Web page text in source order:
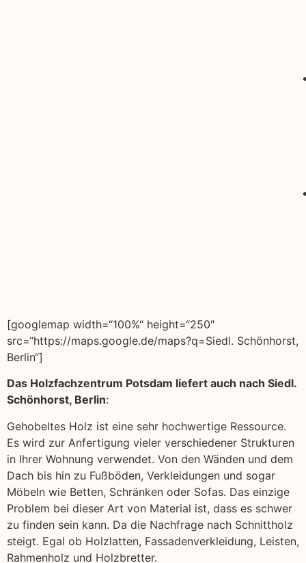
[googlemap width=“100%“ height=“250″
src=“https://maps.google.de/maps?q=Siedl. Schönhorst,
Berlin“]
Das Holzfachzentrum Potsdam liefert auch nach Siedl.
Schönhorst, Berlin:
Gehobeltes Holz ist eine sehr hochwertige Ressource.
Es wird zur Anfertigung vieler verschiedener Strukturen
in Ihrer Wohnung verwendet. Von den Wänden und dem
Dach bis hin zu Fußböden, Verkleidungen und sogar
Möbeln wie Betten, Schränken oder Sofas. Das einzige
Problem bei dieser Art von Material ist, dass es schwer
zu finden sein kann. Da die Nachfrage nach Schnittholz
steigt. Egal ob Holzlatten, Fassadenverkleidung, Leisten,
Rahmenholz und Holzbretter.